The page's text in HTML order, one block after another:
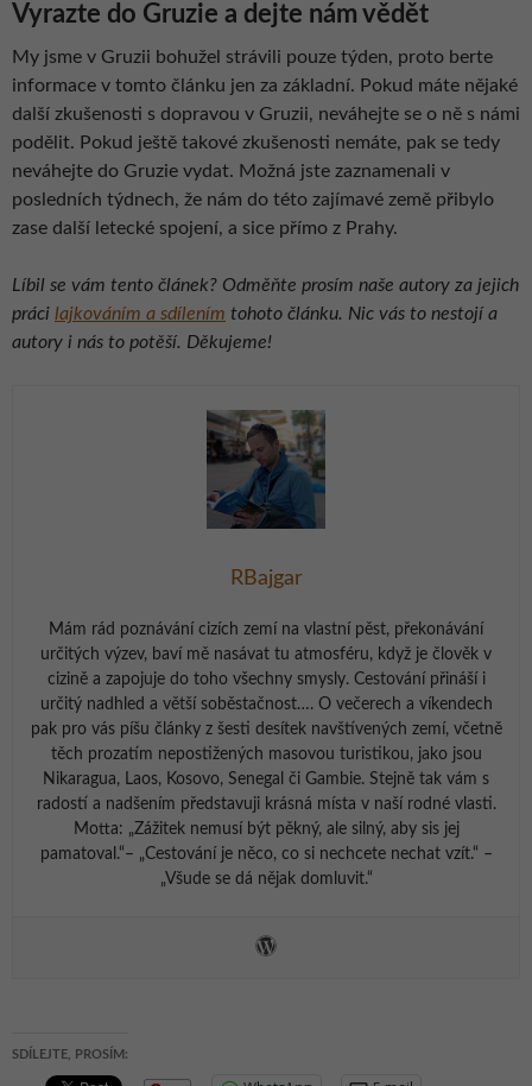
Vyrazte do Gruzie a dejte nám vědět
My jsme v Gruzii bohužel strávili pouze týden, proto berte
informace v tomto článku jen za základní. Pokud máte nějaké
další zkušenosti s dopravou v Gruzii, neváhejte se o ně s námi
podělit. Pokud ještě takové zkušenosti nemáte, pak se tedy
neváhejte do Gruzie vydat. Možná jste zaznamenali v
posledních týdnech, že nám do této zajímavé země přibylo
zase další letecké spojení, a sice přímo z Prahy.
Líbil se vám tento článek? Odměňte prosím naše autory za jejich
práci lajkováním a sdílením tohoto článku. Nic vás to nestojí a
autory i nás to potěší. Děkujeme!
RBajgar
Mám rád poznávání cizích zemí na vlastní pěst, překonávání
určitých výzev, baví mě nasávat tu atmosféru, když je člověk v
cizině a zapojuje do toho všechny smysly. Cestování přináší i
určitý nadhled a větší soběstačnost…. O večerech a víkendech
pak pro vás píšu články z šesti desítek navštívených zemí, včetně
těch prozatím nepostižených masovou turistikou, jako jsou
Nikaragua, Laos, Kosovo, Senegal či Gambie. Stejně tak vám s
radostí a nadšením představuji krásná místa v naší rodné vlasti.
Motta: „Zážitek nemusí být pěkný, ale silný, aby sis jej
pamatoval.“– „Cestování je něco, co si nechcete nechat vzít.“ –
„Všude se dá nějak domluvit.“
SDÍLEJTE, PROSÍM: